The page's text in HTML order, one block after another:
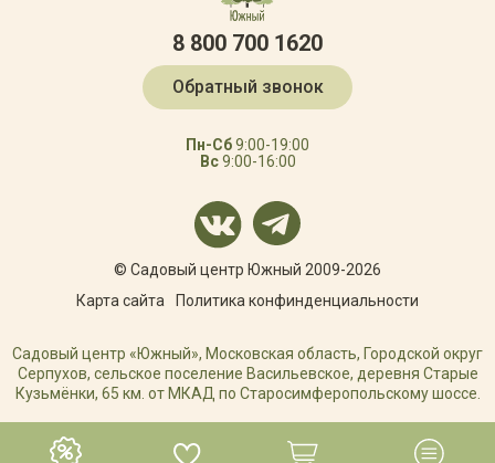
8 800 700 1620
Обратный звонок
Пн-Сб9:00-19:00
Вс9:00-16:00
© Садовый центр Южный 2009-2026
Карта сайта
Политика конфинденциальности
Садовый центр «Южный», Московская область, Городской округ
Серпухов, сельское поселение Васильевское, деревня Старые
Кузьмёнки, 65 км. от МКАД по Старосимферопольскому шоссе.